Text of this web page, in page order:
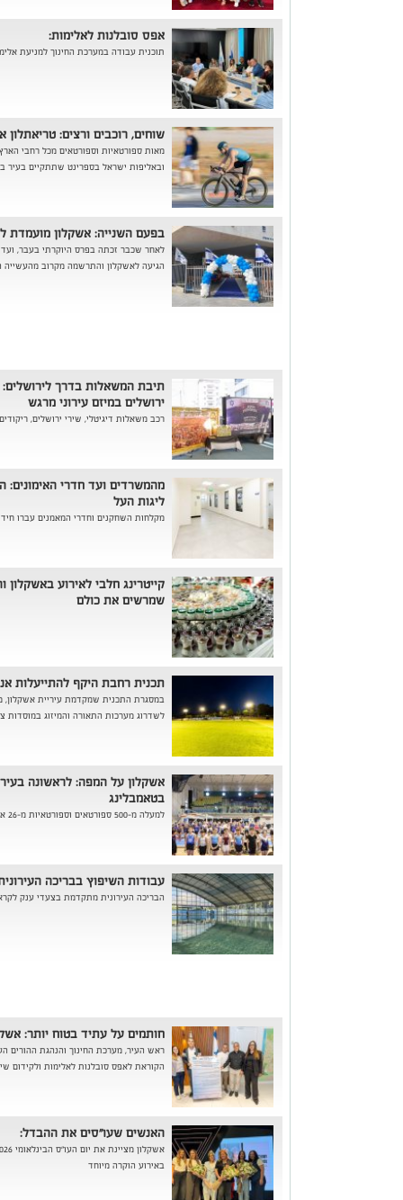
אפס סובלנות לאלימות:
תוכנית עבודה במערכת החינוך למניעת
שוחים, רוכבים ורצים: טריאתלון
מאות ספורטאיות וספורטאים מכל רחבי
ובאליפות ישראל בספרינט שתתקיים בעיר ביום
בפעם השנייה: אשקלון מועמדת
לאחר שכבר זכתה בפרס היוקרתי בעבר,
הגיעה לאשקלון והתרשמה מקרוב
תיבת המשאלות בדרך לירושלים:
ירושלים במיזם עירוני מרגש
רכב משאלות דיגיטלי, שירי ירושלים, ריקודים
מהמשרדים ועד חדרי האימונים:
ליגות העל
מקלחות השחקנים וחדרי המאמנים עברו
קייטרינג חלבי לאירוע
שמרשים את כולם
תכנית רחבת היקף להתייעלות
במסגרת התכנית שמקדמת עיריית אשקלון,
לשדרוג מערכות התאורה והמיזוג במוסדות
אשקלון על המפה: לראשונה
בטאמבלינג
למעלה מ-500 ספורטאים וספורטאיות מ-26 אגודות מכל רחבי הארץ השתתפו באירוע ס...
עבודות השיפוץ בבריכה
הבריכה העירונית מתקדמת בצעדי ענק
חותמים על עתיד בטוח יותר:
ראש העיר, מערכת החינוך והנהגת ההורים
הקוראת לאפס סובלנות לאלימות ולקידום
האנשים שעו"סים את ההבדל:
באירוע הוקרה מיוחד